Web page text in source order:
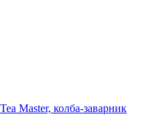
Master, колба-заварник